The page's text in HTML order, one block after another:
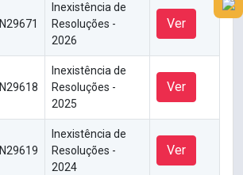
Inexistência de
Resoluções -
2026
Ver
Inexistência de
Resoluções -
2025
Ver
Inexistência de
Resoluções -
2024
Ver